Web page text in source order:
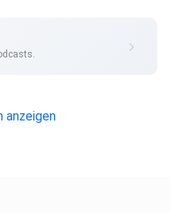
anzeigen